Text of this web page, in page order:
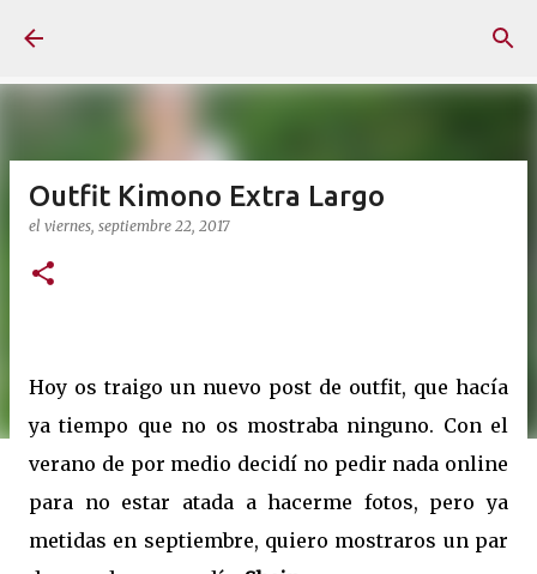
Outfit Kimono Extra Largo
el viernes, septiembre 22, 2017
Hoy os traigo un nuevo post de outfit, que hacía
ya tiempo que no os mostraba ninguno. Con el
verano de por medio decidí no pedir nada online
para no estar atada a hacerme fotos, pero ya
metidas en septiembre, quiero mostraros un par